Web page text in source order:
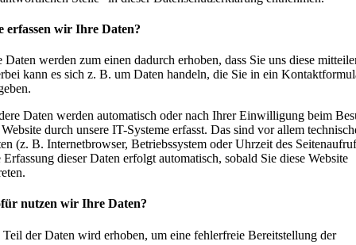
erfassen wir Ihre Daten?
Daten werden zum einen dadurch erhoben, dass Sie uns diese
kann es sich z. B. um Daten handeln, die Sie in ein
Daten werden automatisch oder nach Ihrer Einwilligung beim
durch unsere IT-Systeme erfasst. Das sind vor allem
(z. B. Internetbrowser, Betriebssystem oder Uhrzeit des
dieser Daten erfolgt automatisch, sobald Sie diese Website
nutzen wir Ihre Daten?
der Daten wird erhoben, um eine fehlerfreie Bereitstellung der